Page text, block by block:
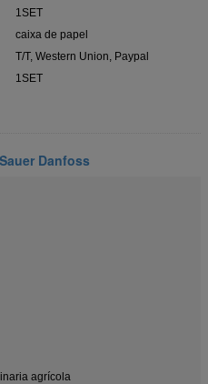
1SET
caixa de papel
T/T, Western Union, Paypal
1SET
Danfoss
agrícola